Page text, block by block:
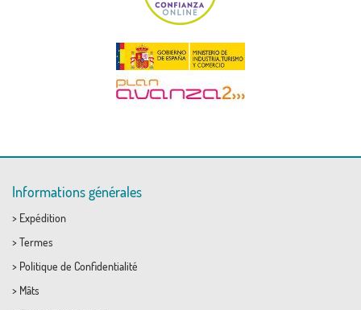
Informations générales
> Expédition
> Termes
> Politique de Confidentialité
> Mâts